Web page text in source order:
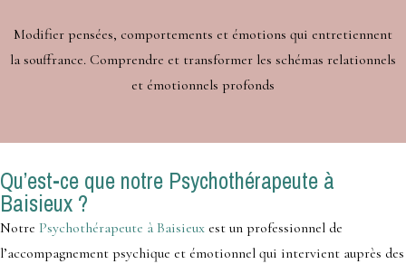
Modifier pensées, comportements et émotions qui entretiennent
la souffrance. Comprendre et transformer les schémas relationnels
et émotionnels profonds
Qu’est-ce que notre Psychothérapeute à
Baisieux ?
Notre Psychothérapeute à Baisieux est un professionnel de
l’accompagnement psychique et émotionnel qui intervient auprès des